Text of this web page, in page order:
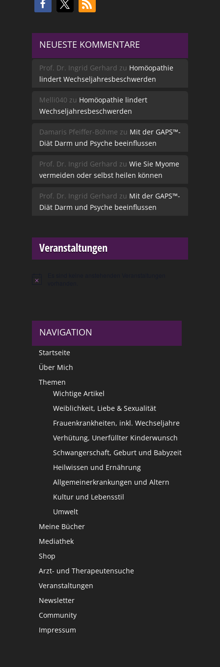
NEUESTE KOMMENTARE
Prof. Dr. Ingrid Gerhard zu Homöopathie
lindert Wechseljahresbeschwerden
Melli040 zu Homöopathie lindert
Wechseljahresbeschwerden
Damaris Pfeiffer-Böhme zu Mit der GAPS™-
Diät Darm und Psyche beeinflussen
Prof. Dr. Ingrid Gerhard zu Wie Sie Myome
vermeiden oder selbst heilen können
Prof. Dr. Ingrid Gerhard zu Mit der GAPS™-
Diät Darm und Psyche beeinflussen
Veranstaltungen
Hinweis
NAVIGATION
Startseite
Über Mich
Themen
Wichtige Artikel
Weiblichkeit, Liebe & Sexualität
Frauenkrankheiten, inkl. Wechseljahre
Verhütung, Unerfüllter Kinderwunsch
Schwangerschaft, Geburt und Babyzeit
Heilwissen und Ernährung
Allgemeinerkrankungen und Altern
Kultur und Lebensstil
Umwelt
Meine Bücher
Mediathek
Shop
Arzt- und Therapeutensuche
Veranstaltungen
Newsletter
Community
Impressum